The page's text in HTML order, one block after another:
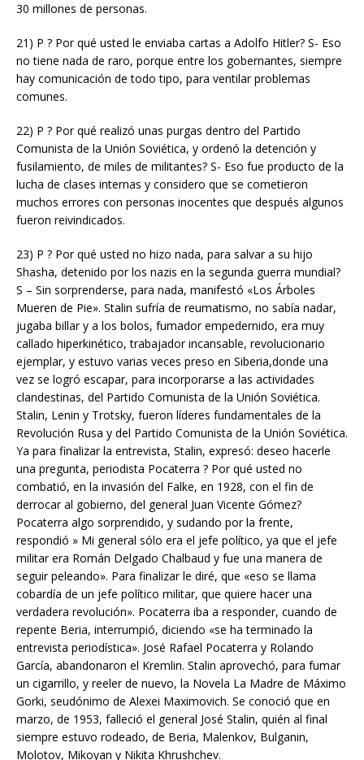
30 millones de personas.
21) P ? Por qué usted le enviaba cartas a Adolfo Hitler? S- Eso
no tiene nada de raro, porque entre los gobernantes, siempre
hay comunicación de todo tipo, para ventilar problemas
comunes.
22) P ? Por qué realizó unas purgas dentro del Partido
Comunista de la Unión Soviética, y ordenó la detención y
fusilamiento, de miles de militantes? S- Eso fue producto de la
lucha de clases internas y considero que se cometieron
muchos errores con personas inocentes que después algunos
fueron reivindicados.
23) P ? Por qué usted no hizo nada, para salvar a su hijo
Shasha, detenido por los nazis en la segunda guerra mundial?
S – Sin sorprenderse, para nada, manifestó «Los Árboles
Mueren de Pie». Stalin sufría de reumatismo, no sabía nadar,
jugaba billar y a los bolos, fumador empedernido, era muy
callado hiperkinético, trabajador incansable, revolucionario
ejemplar, y estuvo varias veces preso en Siberia,donde una
vez se logró escapar, para incorporarse a las actividades
clandestinas, del Partido Comunista de la Unión Soviética.
Stalin, Lenin y Trotsky, fueron líderes fundamentales de la
Revolución Rusa y del Partido Comunista de la Unión Soviética.
Ya para finalizar la entrevista, Stalin, expresó: deseo hacerle
una pregunta, periodista Pocaterra ? Por qué usted no
combatió, en la invasión del Falke, en 1928, con el fin de
derrocar al gobierno, del general Juan Vicente Gómez?
Pocaterra algo sorprendido, y sudando por la frente,
respondió » Mi general sólo era el jefe político, ya que el jefe
militar era Román Delgado Chalbaud y fue una manera de
seguir peleando». Para finalizar le diré, que «eso se llama
cobardía de un jefe político militar, que quiere hacer una
verdadera revolución». Pocaterra iba a responder, cuando de
repente Beria, interrumpió, diciendo «se ha terminado la
entrevista periodística». José Rafael Pocaterra y Rolando
García, abandonaron el Kremlin. Stalin aprovechó, para fumar
un cigarrillo, y reeler de nuevo, la Novela La Madre de Máximo
Gorki, seudónimo de Alexei Maximovich. Se conoció que en
marzo, de 1953, falleció el general José Stalin, quién al final
siempre estuvo rodeado, de Beria, Malenkov, Bulganin,
Molotov, Mikoyan y Nikita Khrushchev.